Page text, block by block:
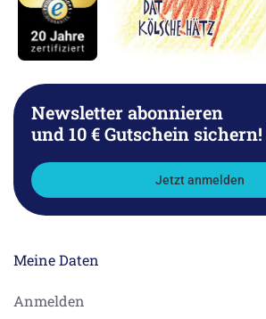
Newsletter abonnieren
und 10 € Gutschein sichern!
Jetzt anmelden
Meine Daten
Anmelden